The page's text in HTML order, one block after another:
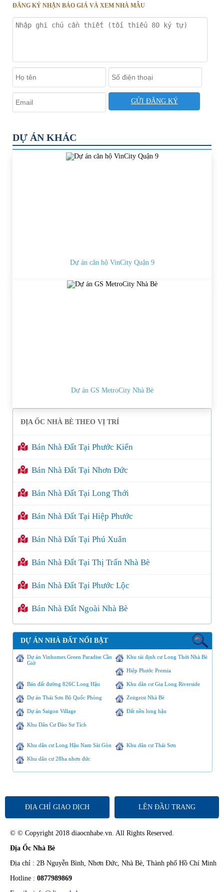
ĐĂNG KÝ NHẬN BÁO GIÁ VÀ XEM NHÀ MẪU
GỬI ĐĂNG KÝ
DỰ ÁN KHÁC
Dự án căn hộ VinCity Quận 9
Dự án GS MetroCity Nhà Bè
ĐỊA ỐC NHÀ BÈ THEO VỊ TRÍ
Bán Nhà Đất Tại Phước Kiển
Bán Nhà Đất Tại Nhơn Đức
Bán Nhà Đất Tại Long Thới
Bán Nhà Đất Tại Hiệp Phước
Bán Nhà Đất Tại Phú Xuân
Bán Nhà Đất Tại Thị Trấn Nhà Bè
Bán Nhà Đất Tại Phước Lộc
Bán Nhà Đất Ngoài Nhà Bè
DỰ ÁN NHÀ ĐẤT NỔI BẬT
Dự án Vinhomes Green Paradise Cần
Giờ
Khu tái định cư Long Thới Nhà Bè
Hiệp Phước Premia
Bán đất đường 826C Long Hậu Khu dân cư Gia Long Riverside
Dự án Thái Sơn Bộ Quốc Phòng Zeitgeist Nhà Bè
Dự án Saigon Village Đất nền long hậu
Khu Dân Cư Đào Sư Tích
Khu dân cư Long Hậu Nam Sài Gòn Khu dân cư Thái Sơn
Khu dân cư 28ha nhơn đức
ĐỊA CHỈ GIAO DỊCH LÊN ĐẦU TRANG
© © Copyright 2018 diaocnhabe.vn. All Rights Reserved.
Địa Ốc Nhà Bè
Địa chỉ : 2B Nguyễn Bình, Nhơn Đức, Nhà Bè, Thành phố Hồ Chí Minh
Hotline : 0877989869